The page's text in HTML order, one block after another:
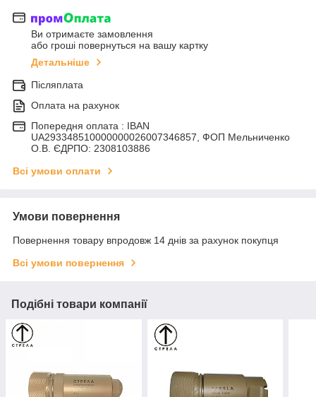
Ви отримаєте замовлення
або гроші повернуться на вашу картку
Детальніше
Післяплата
Оплата на рахунок
Попередня оплата : IBAN
UA293348510000000026007346857, ФОП Мельниченко
О.В. ЄДРПО: 2308103886
Всі умови оплати
Умови повернення
Повернення товару впродовж 14 днів за рахунок покупця
Всі умови повернення
Подібні товари компанії